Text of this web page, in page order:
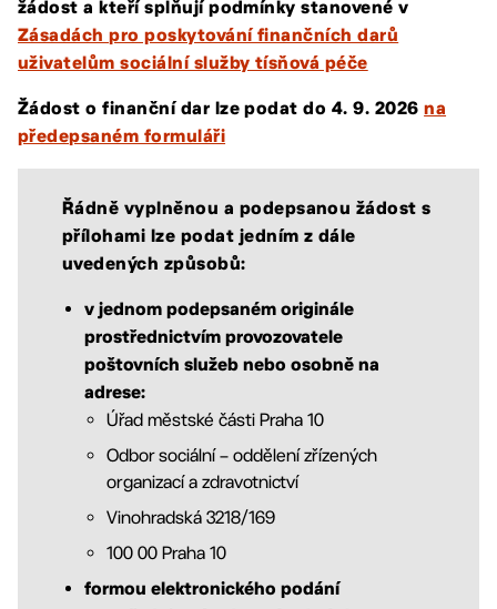
žádost a kteří splňují podmínky stanovené v
Zásadách pro poskytování finančních darů
uživatelům sociální služby tísňová péče
Žádost o finanční dar lze podat do 4. 9. 2026na
předepsaném formuláři
Řádně vyplněnou a podepsanou žádost s
přílohami lze podat jedním z dále
uvedených způsobů:
v jednom podepsaném originále
prostřednictvím provozovatele
poštovních služeb nebo osobně na
adrese:
Úřad městské části Praha 10
Odbor sociální – oddělení zřízených
organizací a zdravotnictví
Vinohradská 3218/169
100 00 Praha 10
formou elektronického podání